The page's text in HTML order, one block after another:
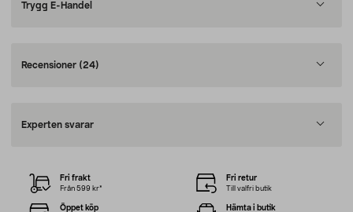
Trygg E-Handel
Recensioner (24)
Experten svarar
Fri frakt
Från 599 kr*
Fri retur
Till valfri butik
Öppet köp Hämta i butik